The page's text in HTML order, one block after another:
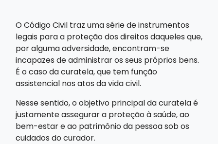
O Código Civil traz uma série de instrumentos
legais para a proteção dos direitos daqueles que,
por alguma adversidade, encontram-se
incapazes de administrar os seus próprios bens.
É o caso da curatela, que tem função
assistencial nos atos da vida civil.
Nesse sentido, o objetivo principal da curatela é
justamente assegurar a proteção à saúde, ao
bem-estar e ao patrimônio da pessoa sob os
cuidados do curador.